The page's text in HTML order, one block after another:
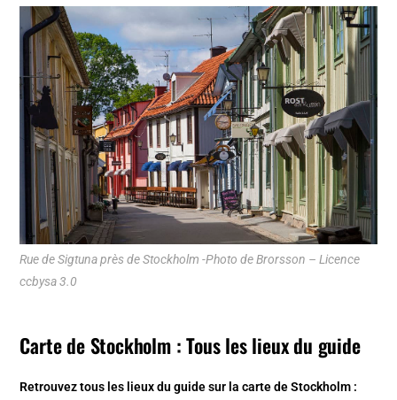
Rue de Sigtuna près de Stockholm -Photo de Brorsson – Licence
ccbysa 3.0
Carte de Stockholm : Tous les lieux du guide
Retrouvez tous les lieux du guide sur lacarte de Stockholm :